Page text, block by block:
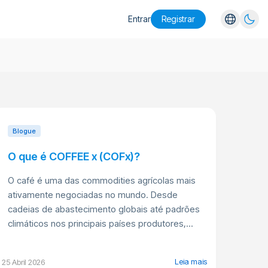
Entrar Registrar
Blogue
O que é COFFEE x (COFx)?
O café é uma das commodities agrícolas mais
ativamente negociadas no mundo. Desde
cadeias de abastecimento globais até padrões
climáticos nos principais países produtores,...
25 Abril 2026 Leia mais